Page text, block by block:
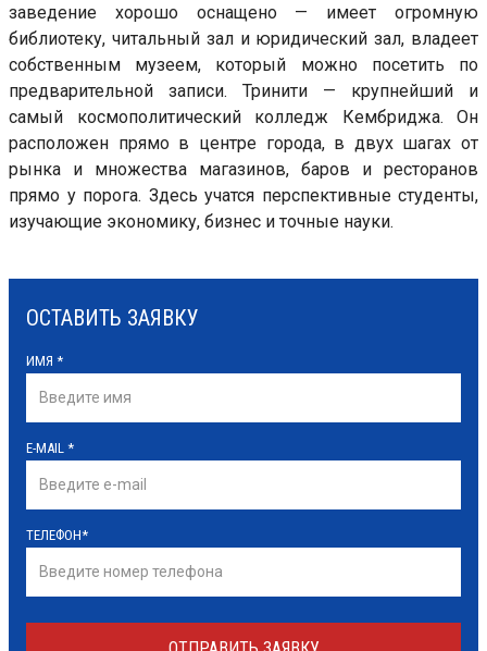
заведение хорошо оснащено — имеет огромную
библиотеку, читальный зал и юридический зал, владеет
собственным музеем, который можно посетить по
предварительной записи. Тринити — крупнейший и
самый космополитический колледж Кембриджа. Он
расположен прямо в центре города, в двух шагах от
рынка и множества магазинов, баров и ресторанов
прямо у порога. Здесь учатся перспективные студенты,
изучающие экономику, бизнес и точные науки.
ОСТАВИТЬ ЗАЯВКУ
ИМЯ *
E-MAIL *
ТЕЛЕФОН*